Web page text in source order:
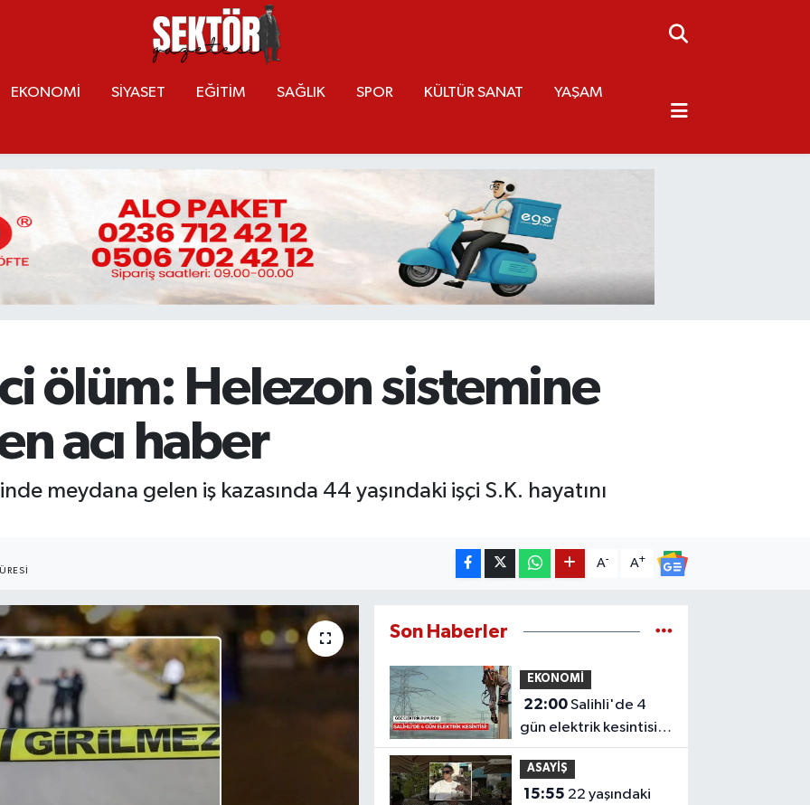
EKONOMİ SİYASET EĞİTİM SAĞLIK SPOR KÜLTÜR SANAT YAŞAM
ölüm: Helezon sistemine
acı haber
meydana gelen iş kazasında 44 yaşındaki işçi S.K. hayatını
A- A+
Son Haberler
EKONOMİ
22:00Salihli'de 4
gün elektrik kesintisi!
Mahalleniz listede mi?
ASAYİŞ
15:55